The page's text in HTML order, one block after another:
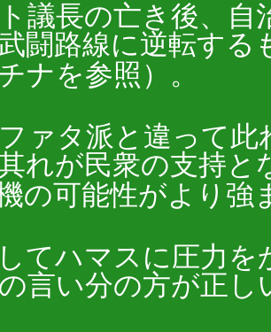
議長の亡き後、
闘路線に逆転する
ナを参照）。
ァタ派と違って此
れが民衆の支持
の可能性がより強
てハマスに圧力
言い分の方が正